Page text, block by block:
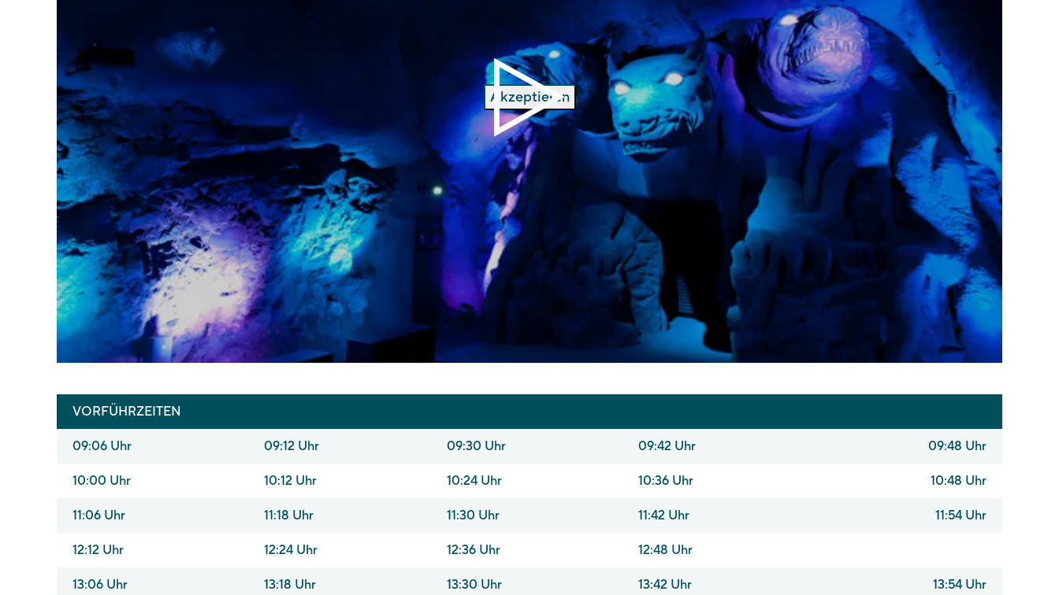
Akzeptieren
VORFÜHRZEITEN
09:06 Uhr 09:12 Uhr 09:30 Uhr 09:42 Uhr 09:48 Uhr
10:00 Uhr 10:12 Uhr 10:24 Uhr 10:36 Uhr 10:48 Uhr
11:06 Uhr 11:18 Uhr 11:30 Uhr 11:42 Uhr 11:54 Uhr
12:12 Uhr 12:24 Uhr 12:36 Uhr 12:48 Uhr
13:06 Uhr 13:18 Uhr 13:30 Uhr 13:42 Uhr 13:54 Uhr